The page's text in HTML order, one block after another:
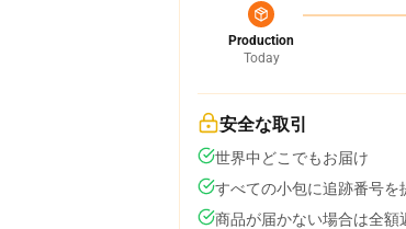
Production
Today
安全な取引
世界中どこでもお届け
すべての小包に追跡番号を
商品が届かない場合は全額